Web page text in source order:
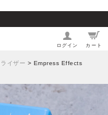
ログイン カート
イザー > Empress Effects